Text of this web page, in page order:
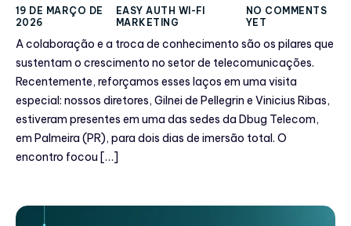
19 DE MARÇO DE
2026
EASY AUTH WI-FI
MARKETING
NO COMMENTS
YET
A colaboração e a troca de conhecimento são os pilares que
sustentam o crescimento no setor de telecomunicações.
Recentemente, reforçamos esses laços em uma visita
especial: nossos diretores, Gilnei de Pellegrin e Vinicius Ribas,
estiveram presentes em uma das sedes da Dbug Telecom,
em Palmeira (PR), para dois dias de imersão total. O
encontro focou […]